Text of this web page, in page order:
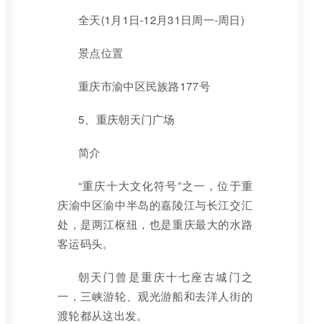
全天(1月1日-12月31日周一-周日)
景点位置
重庆市渝中区民族路177号
5、重庆朝天门广场
简介
“重庆十大文化符号”之一，位于重
庆渝中区渝中半岛的嘉陵江与长江交汇
处，是两江枢纽，也是重庆最大的水路
客运码头。
朝天门曾是重庆十七座古城门之
一，三峡游轮、观光游船和去洋人街的
渡轮都从这出发。